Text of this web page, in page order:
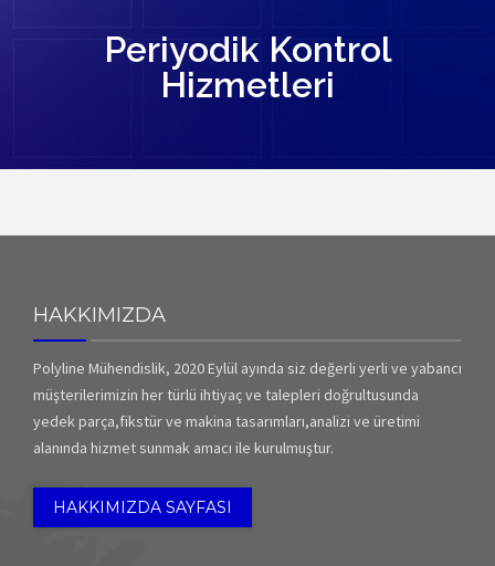
Periyodik Kontrol
Hizmetleri
HAKKIMIZDA
Polyline Mühendislik, 2020 Eylül ayında siz değerli yerli ve yabancı
müşterilerimizin her türlü ihtiyaç ve talepleri doğrultusunda
yedek parça,fikstür ve makina tasarımları,analizi ve üretimi
alanında hizmet sunmak amacı ile kurulmuştur.
HAKKIMIZDA SAYFASI